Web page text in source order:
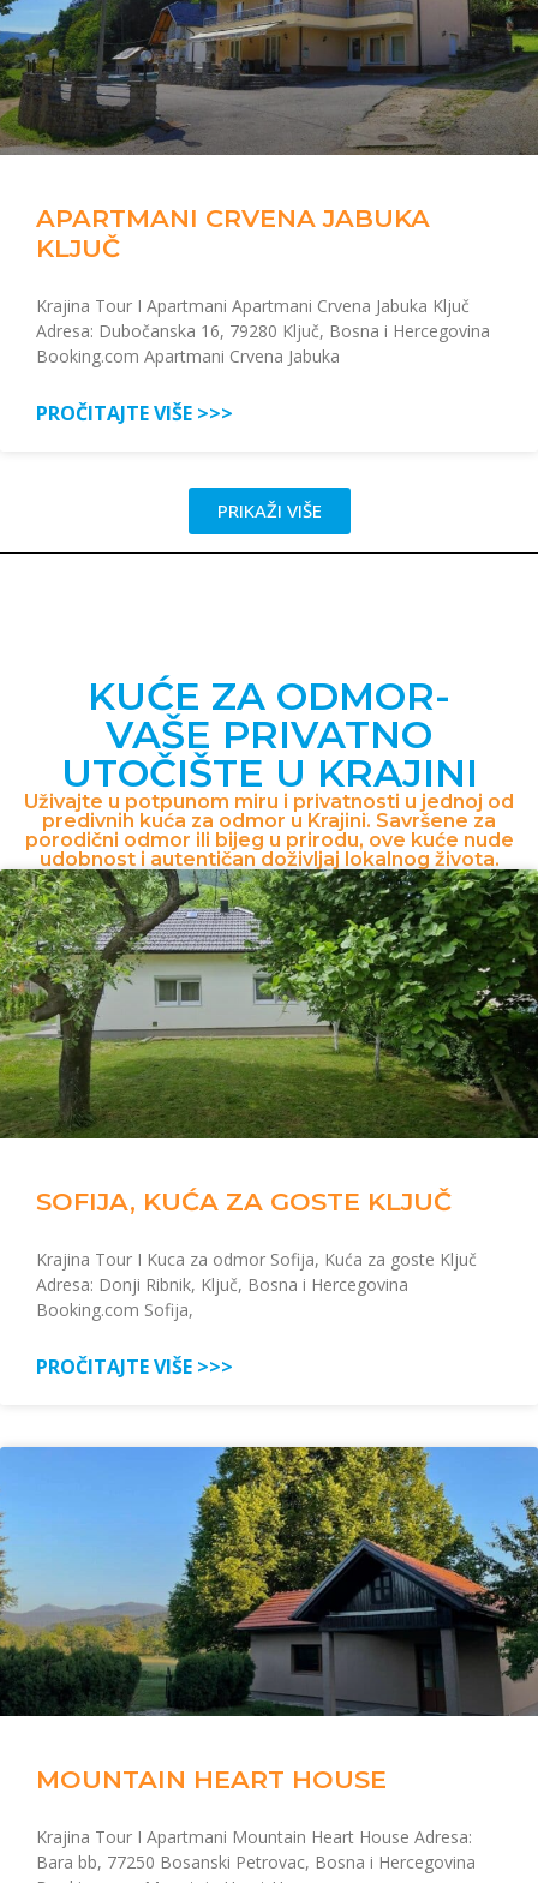
APARTMANI CRVENA JABUKA
KLJUČ
Krajina Tour I Apartmani Apartmani Crvena Jabuka Ključ
Adresa: Dubočanska 16, 79280 Ključ, Bosna i Hercegovina
Booking.com Apartmani Crvena Jabuka
PROČITAJTE VIŠE >>>
PRIKAŽI VIŠE
KUĆE ZA ODMOR-
VAŠE PRIVATNO
UTOČIŠTE U KRAJINI
Uživajte u potpunom miru i privatnosti u jednoj od
predivnih kuća za odmor u Krajini. Savršene za
porodični odmor ili bijeg u prirodu, ove kuće nude
udobnost i autentičan doživljaj lokalnog života.
SOFIJA, KUĆA ZA GOSTE KLJUČ
Krajina Tour I Kuca za odmor Sofija, Kuća za goste Ključ
Adresa: Donji Ribnik, Ključ, Bosna i Hercegovina
Booking.com Sofija,
PROČITAJTE VIŠE >>>
MOUNTAIN HEART HOUSE
Krajina Tour I Apartmani Mountain Heart House Adresa:
Bara bb, 77250 Bosanski Petrovac, Bosna i Hercegovina